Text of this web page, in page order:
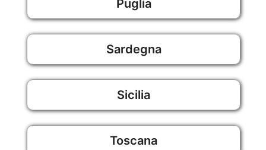
Puglia
Sardegna
Sicilia
Toscana